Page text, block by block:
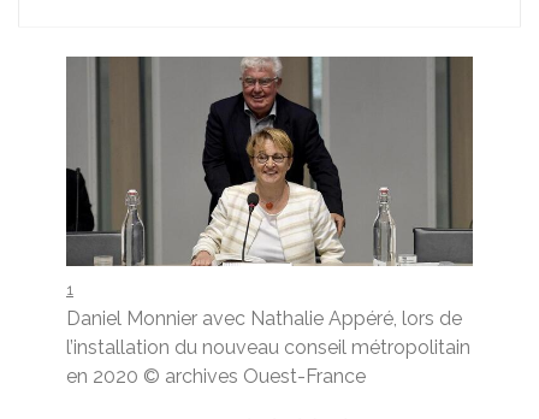
1
Daniel Monnier avec Nathalie Appéré, lors de
l’installation du nouveau conseil métropolitain
en 2020 © archives Ouest-France